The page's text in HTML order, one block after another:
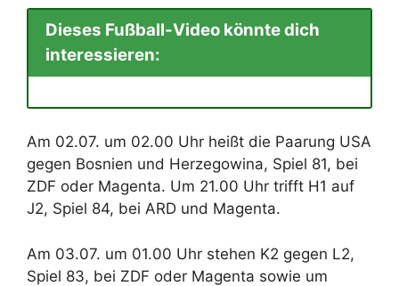
Dieses Fußball-Video könnte dich
interessieren:
Am 02.07. um 02.00 Uhr heißt die Paarung USA
gegen Bosnien und Herzegowina, Spiel 81, bei
ZDF oder Magenta. Um 21.00 Uhr trifft H1 auf
J2, Spiel 84, bei ARD und Magenta.
Am 03.07. um 01.00 Uhr stehen K2 gegen L2,
Spiel 83, bei ZDF oder Magenta sowie um